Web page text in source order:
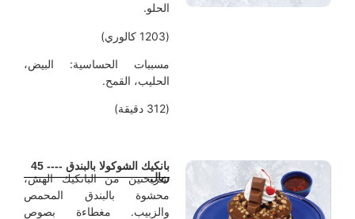
الحلو.
مسببات الحساسية: البيض،
الحليب، القمح.
بانكيك الشوكولا بالبندق ---- 45
شريحتين من البانكيك الهش،
محشوة بالبندق المحمص
والزبيب. مغطاءة بصوص